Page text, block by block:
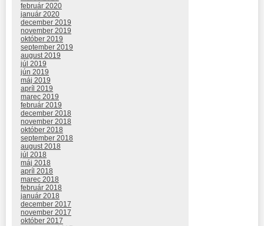
február 2020
január 2020
december 2019
november 2019
október 2019
september 2019
august 2019
júl 2019
jún 2019
máj 2019
apríl 2019
marec 2019
február 2019
december 2018
november 2018
október 2018
september 2018
august 2018
júl 2018
máj 2018
apríl 2018
marec 2018
február 2018
január 2018
december 2017
november 2017
október 2017